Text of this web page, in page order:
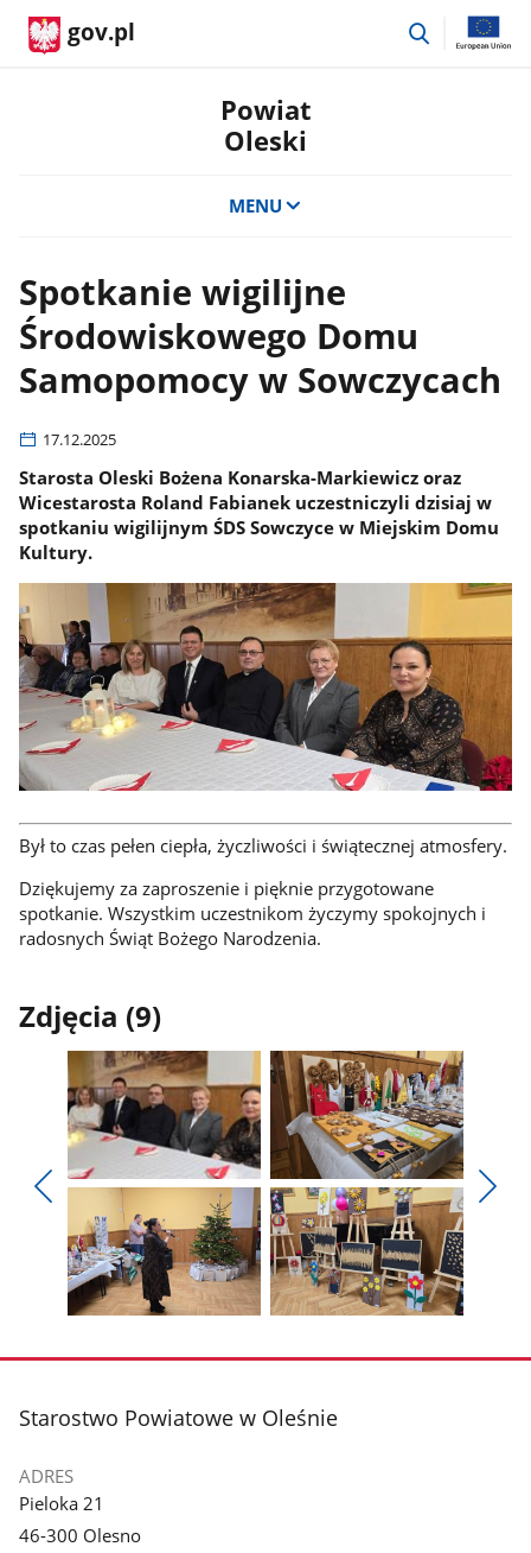
gov.pl
przejdź
Powiat
Oleski
MENU
Spotkanie wigilijne
Środowiskowego Domu
Samopomocy w Sowczycach
17.12.2025
Starosta Oleski Bożena Konarska-Markiewicz oraz
Wicestarosta Roland Fabianek uczestniczyli dzisiaj w
spotkaniu wigilijnym ŚDS Sowczyce w Miejskim Domu
Kultury.
Był to czas pełen ciepła, życzliwości i świątecznej atmosfery.
Dziękujemy za zaproszenie i pięknie przygotowane
spotkanie. Wszystkim uczestnikom życzymy spokojnych i
radosnych Świąt Bożego Narodzenia.
Zdjęcia (9)
Pokaż
poprzednie
zdjęcia
Pokaż
zdjęcie
1
z
galerii.
Pokaż
zdjęcie
2
z
galerii.
galerii.
galerii.
stopka
Starostwo Powiatowe w Oleśnie
ADRES
Pieloka 21
46-300 Olesno